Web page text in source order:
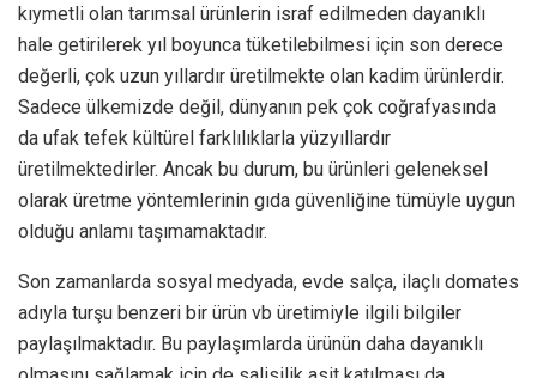
kıymetli olan tarımsal ürünlerin israf edilmeden dayanıklı
hale getirilerek yıl boyunca tüketilebilmesi için son derece
değerli, çok uzun yıllardır üretilmekte olan kadim ürünlerdir.
Sadece ülkemizde değil, dünyanın pek çok coğrafyasında
da ufak tefek kültürel farklılıklarla yüzyıllardır
üretilmektedirler. Ancak bu durum, bu ürünleri geleneksel
olarak üretme yöntemlerinin gıda güvenliğine tümüyle uygun
olduğu anlamı taşımamaktadır.
Son zamanlarda sosyal medyada, evde salça, ilaçlı domates
adıyla turşu benzeri bir ürün vb üretimiyle ilgili bilgiler
paylaşılmaktadır. Bu paylaşımlarda ürünün daha dayanıklı